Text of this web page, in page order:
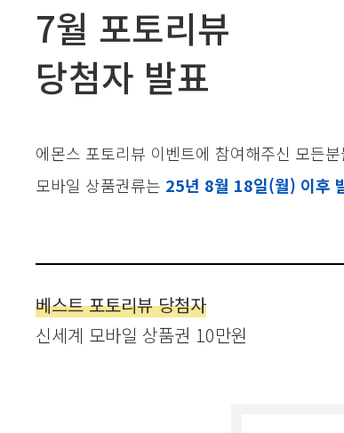
7월 포토리뷰
당첨자 발표
에몬스 포토리뷰 이벤트에 참여해주신 모든
모바일 상품권류는 25년 8월 18일(월) 이후
베스트 포토리뷰 당첨자
신세계 모바일 상품권 10만원